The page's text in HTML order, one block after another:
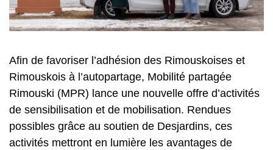
Afin de favoriser l’adhésion des Rimouskoises et
Rimouskois à l’autopartage, Mobilité partagée
Rimouski (MPR) lance une nouvelle offre d’activités
de sensibilisation et de mobilisation. Rendues
possibles grâce au soutien de Desjardins, ces
activités mettront en lumière les avantages de